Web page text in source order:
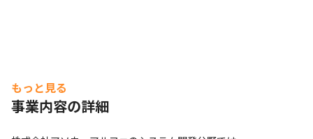
もっと見る
事業内容の詳細